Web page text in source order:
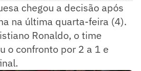
chegou a decisão após
na última quarta-feira (4).
Ronaldo, o time
o confronto por 2 a 1 e